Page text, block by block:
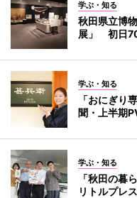
学ぶ・知る
秋田県立博
展」 初日
学ぶ・知る
「おにぎり
聞・上半期
学ぶ・知る
「秋田の暮
リトルプレ